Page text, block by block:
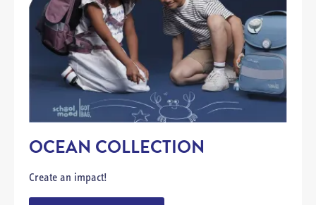
OCEAN COLLECTION
Create an impact!